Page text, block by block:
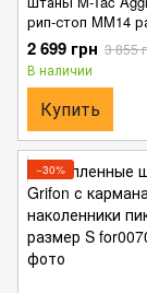
рип-стоп MM14
2 699 грн 3 855
В наличии
Купить
−30%